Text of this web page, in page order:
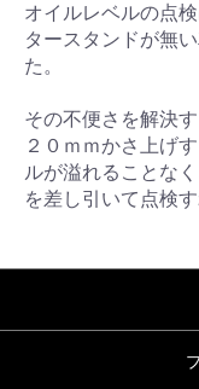
オイルレベルの点
タースタンドが無
た。
その不便さを解決
２０ｍｍかさ上げ
ルが溢れることな
を差し引いて点検